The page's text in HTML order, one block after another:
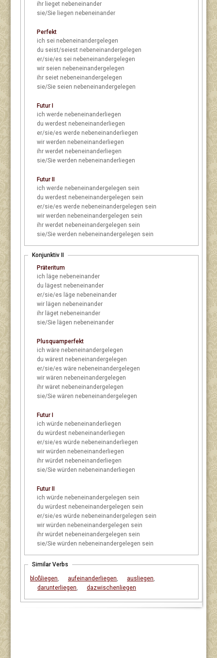
ihr lieget nebeneinander
sie/Sie liegen nebeneinander
Perfekt
ich sei nebeneinandergelegen
du seist/seiest nebeneinandergelegen
er/sie/es sei nebeneinandergelegen
wir seien nebeneinandergelegen
ihr seiet nebeneinandergelegen
sie/Sie seien nebeneinandergelegen
Futur I
ich werde nebeneinanderliegen
du werdest nebeneinanderliegen
er/sie/es werde nebeneinanderliegen
wir werden nebeneinanderliegen
ihr werdet nebeneinanderliegen
sie/Sie werden nebeneinanderliegen
Futur II
ich
werde nebeneinandergelegen sein
du
werdest nebeneinandergelegen sein
er/sie/es
werde nebeneinandergelegen sein
wir
werden nebeneinandergelegen sein
ihr
werdet nebeneinandergelegen sein
sie/Sie
werden nebeneinandergelegen sein
Konjunktiv II
Präteritum
ich läge nebeneinander
du lägest nebeneinander
er/sie/es läge nebeneinander
wir lägen nebeneinander
ihr läget nebeneinander
sie/Sie lägen nebeneinander
Plusquamperfekt
ich wäre nebeneinandergelegen
du wärest nebeneinandergelegen
er/sie/es wäre nebeneinandergelegen
wir wären nebeneinandergelegen
ihr wäret nebeneinandergelegen
sie/Sie wären nebeneinandergelegen
Futur I
ich würde nebeneinanderliegen
du würdest nebeneinanderliegen
er/sie/es würde nebeneinanderliegen
wir würden nebeneinanderliegen
ihr würdet nebeneinanderliegen
sie/Sie würden nebeneinanderliegen
Futur II
ich
würde nebeneinandergelegen sein
du
würdest nebeneinandergelegen sein
er/sie/es
würde nebeneinandergelegen sein
wir
würden nebeneinandergelegen sein
ihr
würdet nebeneinandergelegen sein
sie/Sie
würden nebeneinandergelegen sein
Similar Verbs
bloßliegen, aufeinanderliegen, ausliegen,
darunterliegen, dazwischenliegen